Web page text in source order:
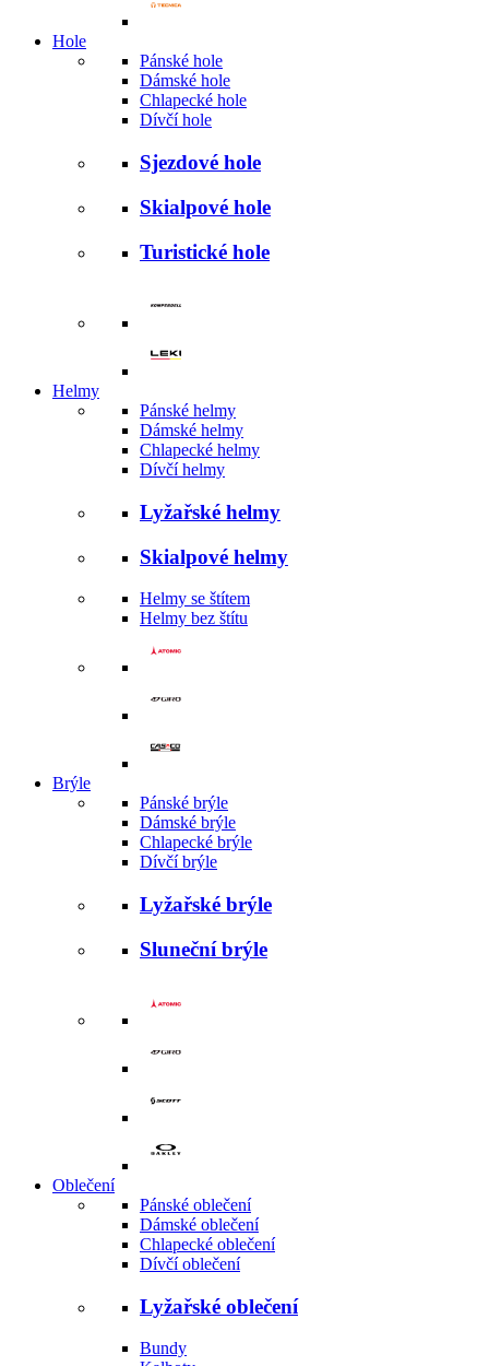
Hole
Pánské hole
Dámské hole
Chlapecké hole
Dívčí hole
Sjezdové hole
Skialpové hole
Turistické hole
Helmy
Pánské helmy
Dámské helmy
Chlapecké helmy
Dívčí helmy
Lyžařské helmy
Skialpové helmy
Helmy se štítem
Helmy bez štítu
Brýle
Pánské brýle
Dámské brýle
Chlapecké brýle
Dívčí brýle
Lyžařské brýle
Sluneční brýle
Oblečení
Pánské oblečení
Dámské oblečení
Chlapecké oblečení
Dívčí oblečení
Lyžařské oblečení
Bundy